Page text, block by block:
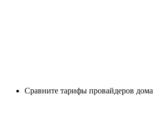
Сравните тарифы провайдеров дома